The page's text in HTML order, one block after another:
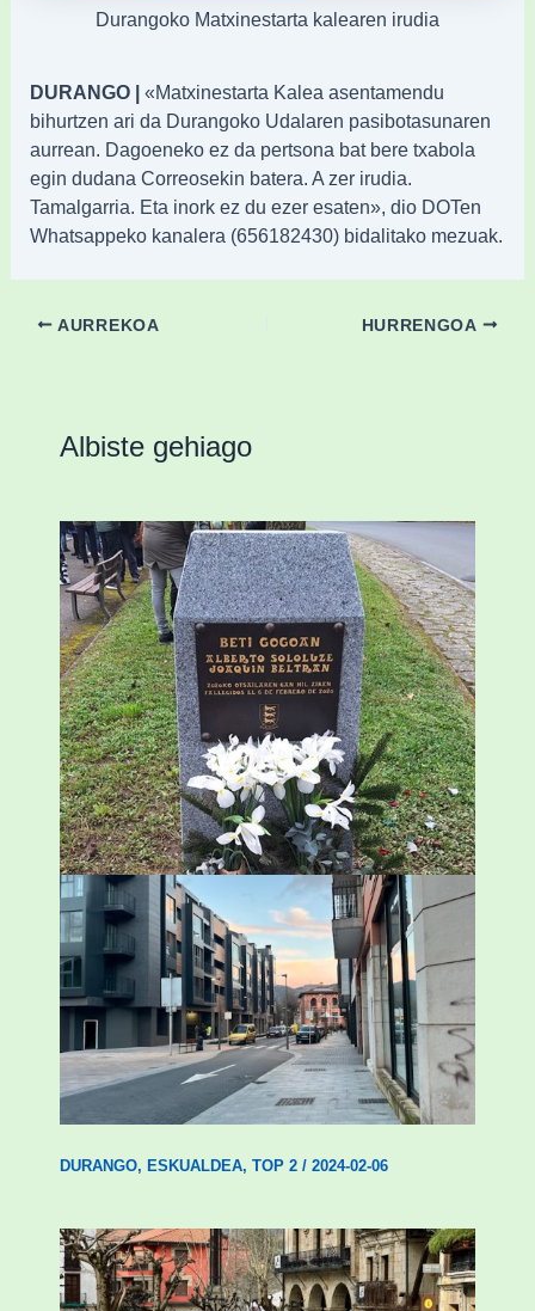
Durangoko Matxinestarta kalearen irudia
DURANGO |
«Matxinestarta Kalea asentamendu
bihurtzen ari da Durangoko Udalaren pasibotasunaren
aurrean. Dagoeneko ez da pertsona bat bere txabola
egin dudana Correosekin batera. A zer irudia.
Tamalgarria. Eta inork ez du ezer esaten», dio DOTen
Whatsappeko kanalera (656182430) bidalitako mezuak.
AURREKOA HURRENGOA
Albiste gehiago
«Azkenengo 40 urteetan Zaldibar jo zuen
ingurumen-hondamendirik larriena»
ESKUALDEA,ZALDIBAR/2024-02-06
Udal etxebizitza tasatuei buruzko lehen
ordenantza izango du Durangok
DURANGO, ESKUALDEA, TOP 2/ 2024-02-06